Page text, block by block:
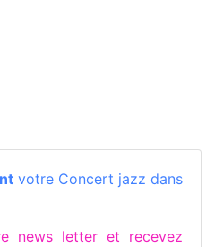
votre Concert jazz dans
news letter et recevez